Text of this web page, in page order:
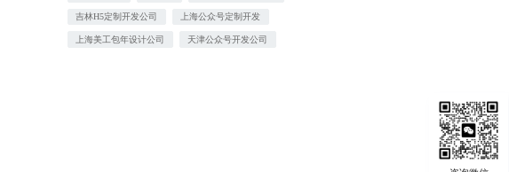
吉林H5定制开发公司 上海公众号定制开发
上海美工包年设计公司 天津公众号开发公司